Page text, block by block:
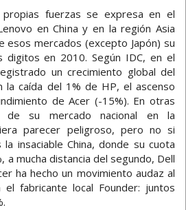
fuerzas se expresa en el
en China y en la región Asia
esos mercados (excepto Japón) su
digitos en 2010. Según IDC, en el
un crecimiento global del
la caída del 1% de HP, el ascenso
de Acer (-15%). En otras
de su mercado nacional en la
parecer peligroso, pero no si
insaciable China, donde su cuota
a mucha distancia del segundo, Dell
ha hecho un movimiento audaz al
fabricante local Founder: juntos